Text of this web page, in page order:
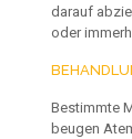
darauf
oder
Bestimmte
beugen